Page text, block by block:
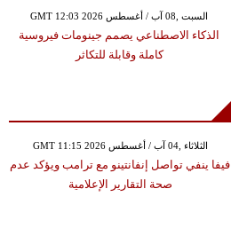
GMT 12:03 2026 السبت ,08 آب / أغسطس
الذكاء الاصطناعي يصمم جينومات فيروسية
كاملة وقابلة للتكاثر
GMT 11:15 2026 الثلاثاء ,04 آب / أغسطس
فيفا ينفي تواصل إنفانتينو مع ترامب ويؤكد عدم
صحة التقارير الإعلامية